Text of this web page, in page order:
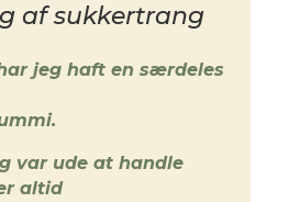
af sukkertrang
jeg haft en særdeles
var ude at handle
altid